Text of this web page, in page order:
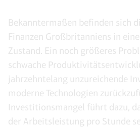
Bekanntermaßen befinden sich
Finanzen Großbritanniens in
Zustand. Ein noch größeres
schwache
jahrzehntelang unzureichende
moderne Technologien
Investitionsmangel führt dazu,
der Arbeitsleistung pro Stunde